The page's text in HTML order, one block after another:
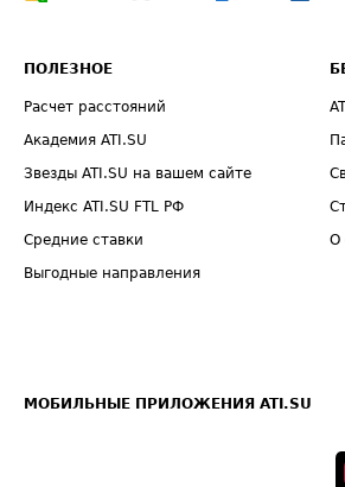
ПОЛЕЗНОЕ
Расчет расстояний
Академия ATI.SU
Звезды ATI.SU на вашем сайте
Индекс ATI.SU FTL РФ
Средние ставки
Выгодные направления
О
МОБИЛЬНЫЕ ПРИЛОЖЕНИЯ ATI.SU